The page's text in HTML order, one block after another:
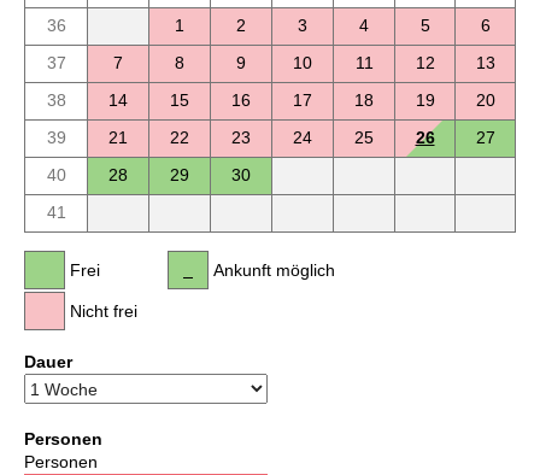
36
1 2 3 4 5
6
37
7 8 9 10 11 12
13
38
14 15 16 17 18 19
20
39
21 22 23 24 25 26
27
40
28 29
30
41
Frei
Nicht frei
Ankunft möglich
Dauer
Personen
Personen